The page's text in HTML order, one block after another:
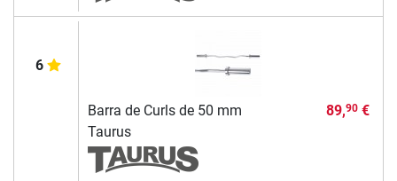
6
Barra de Curls de 50 mm
Taurus
89,90€